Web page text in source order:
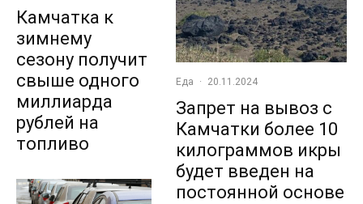
Камчатка к
зимнему
сезону получит
свыше одного
миллиарда
рублей на
топливо
Еда · 20.11.2024
Запрет на вывоз с
Камчатки более 10
килограммов икры
будет введен на
постоянной основе